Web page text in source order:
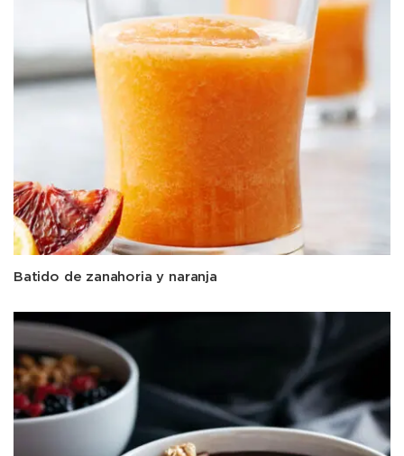
Batido de zanahoria y naranja